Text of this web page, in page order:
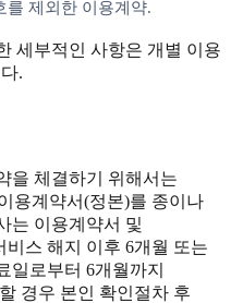
를 제외한 이용계약.
세부적인 사항은 개별 이용
.
을 체결하기 위해서는
용계약서(정본)를 종이나
는 이용계약서 및
스 해지 이후 6개월 또는
일로부터 6개월까지
경우 본인 확인절차 후